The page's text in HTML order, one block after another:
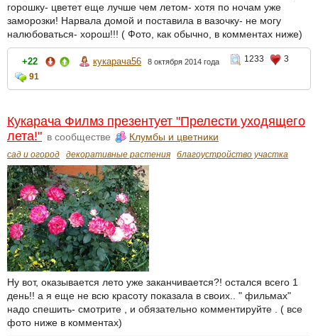
горошку- цветет еще лучше чем летом- хотя по ночам уже
заморозки! Нарвала домой и поставила в вазочку- не могу
налюбоваться- хорош!!! ( Фото, как обычно, в комментах ниже)
+22 кукарача56 8 октября 2014 года 1233
3
91
Кукарача Филмз презентует "Прелести уходящего
лета!" в сообществе Клумбы и цветники
сад и огород декоративные растения благоустройство участка
Ну вот, оказывается лето уже заканчивается?! остался всего 1
день!! а я еще не всю красоту показала в своих.. " фильмах"
надо спешить- смотрите , и обязательно комментируйте . ( все
фото ниже в комментах)